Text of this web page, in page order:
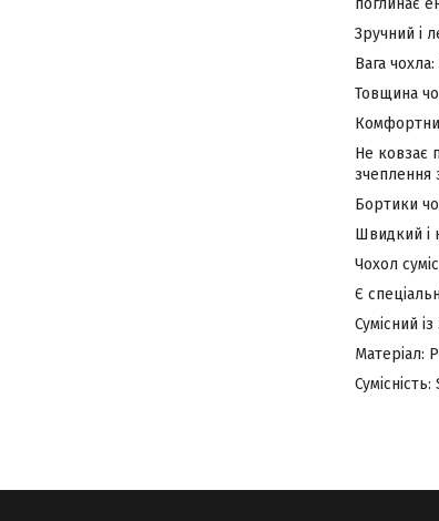
поглинає
Зручний і
Вага чохла:
Товщина
Не ковзає
зчеплення
Бортики
Швидкий і
Чохол
Є
Сумісний
Матеріал:
Сумісність: